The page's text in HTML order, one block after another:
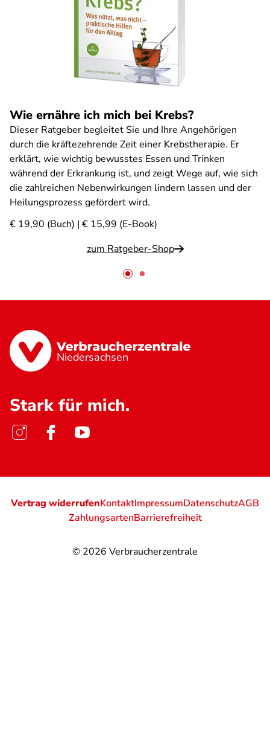
Wie ernähre ich mich bei Krebs?
Dieser Ratgeber begleitet Sie und Ihre Angehörigen
durch die kräftezehrende Zeit einer Krebstherapie. Er
erklärt, wie wichtig bewusstes Essen und Trinken
während der Erkrankung ist, und zeigt Wege auf, wie sich
die zahlreichen Nebenwirkungen lindern lassen und der
Heilungsprozess gefördert wird.
€ 19,90 (Buch) | € 15,99 (E-Book)
zum Ratgeber-Shop
Niedersachsen
Stark für mich.
© 2026 Verbraucherzentrale
Vertrag widerrufenKontaktImpressumDatenschutzAGB
ZahlungsartenBarrierefreiheit